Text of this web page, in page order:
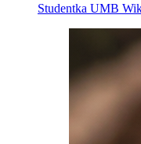
Studentka UMB